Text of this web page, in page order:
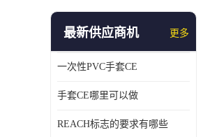
CCC认证
ISO14001体系认证
OHSAS18001体系认证
最新供应商机 更多
一次性PVC手套CE
手套CE哪里可以做
REACH标志的要求有哪些